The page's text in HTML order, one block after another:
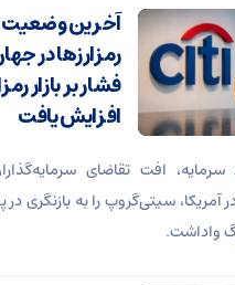
آخرین وضعیت
رمزارزها در
فشار بر بازار
افزایش یافت
افت تقاضای
آمریکا، سیتی‌گروپ را به بازنگری
واداشت.